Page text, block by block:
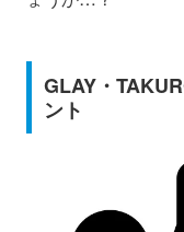
GLAY・
ント